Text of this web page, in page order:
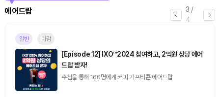
4 /
4
퀴즈
진행중
[토큰포스트] 기사 퀴즈 657회차
2026.08.06 (목) ~ 2026.08.07 (금)